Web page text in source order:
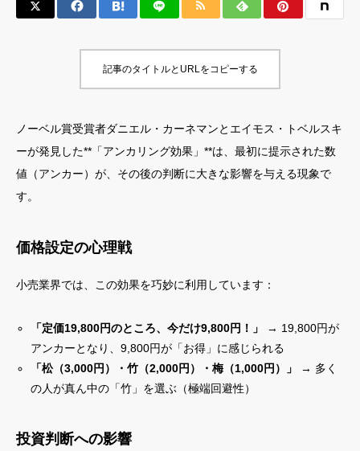
記事のタイトルとURLをコピーする
ノーベル賞受賞者ダニエル・カーネマンとエイモス・トベルスキ
ーが発見した**「アンカリング効果」**は、最初に提示された数
値（アンカー）が、その後の判断に大きな影響を与える現象で
す。
価格設定の心理戦
小売業界では、この効果を巧妙に利用しています：
「定価19,800円のところ、今だけ9,800円！」
→ 19,800円が
アンカーとなり、9,800円が「お得」に感じられる
「松（3,000円）・竹（2,000円）・梅（1,000円）」
→ 多く
の人が真ん中の「竹」を選ぶ（極端回避性）
投資判断への影響